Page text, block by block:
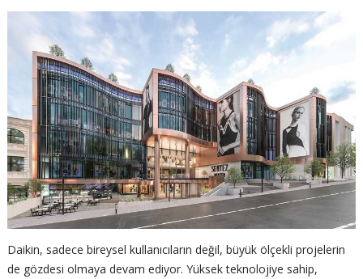
Daikin, sadece bireysel kullanıcıların değil, büyük ölçekli projelerin
de gözdesi olmaya devam ediyor. Yüksek teknolojiye sahip,